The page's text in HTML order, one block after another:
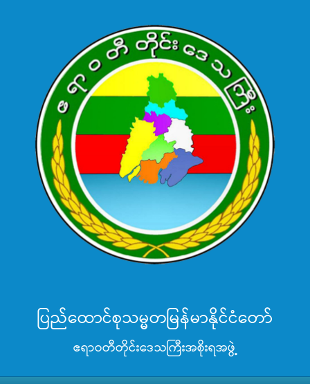
ပြည်ထောင်စုသမ္မတမြန်မာနိုင်ငံတော်
ဧရာဝတီတိုင်းဒေသကြီးအစိုးရအဖွဲ့